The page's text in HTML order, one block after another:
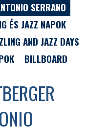
SERRANO
ÉS JAZZ NAPOK
AND JAZZ DAYS
BILLBOARD